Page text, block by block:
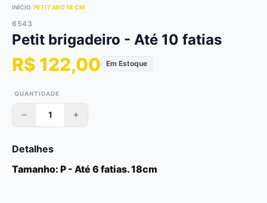
INÍCIO/PETIT ARO 18 CM
6543
Petit brigadeiro - Até 10 fatias
R$ 122,00 Em Estoque
QUANTIDADE
Detalhes
Tamanho: P - Até 6 fatias. 18cm